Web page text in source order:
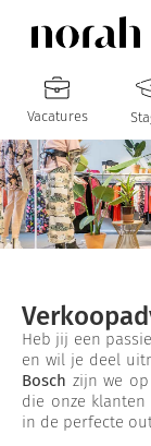
Vacatures
Heb jij een
en wil je deel
Bosch zijn we
die onze
in de perfecte